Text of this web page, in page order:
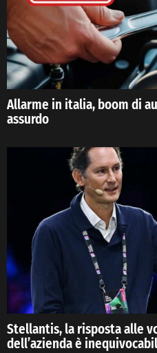
Allarme in italia, boom di
assurdo
Stellantis, la risposta alle
dell’azienda è